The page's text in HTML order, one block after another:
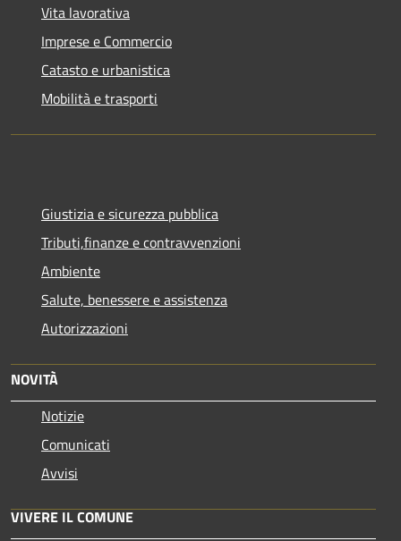
Vita lavorativa
Imprese e Commercio
Catasto e urbanistica
Mobilità e trasporti
Giustizia e sicurezza pubblica
Tributi,finanze e contravvenzioni
Ambiente
Salute, benessere e assistenza
Autorizzazioni
NOVITÀ
Notizie
Comunicati
Avvisi
VIVERE IL COMUNE